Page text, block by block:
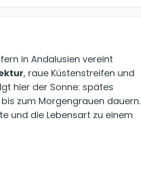
in Andalusien vereint
, raue Küstenstreifen und
hier der Sonne: spätes
zum Morgengrauen dauern.
und die Lebensart zu einem